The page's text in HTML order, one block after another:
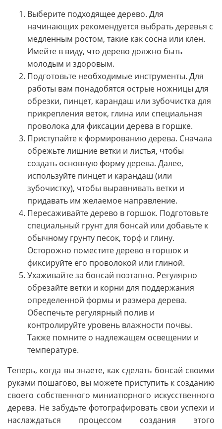
Выберите подходящее дерево. Для
начинающих рекомендуется выбрать деревья с
медленным ростом, такие как сосна или клен.
Имейте в виду, что дерево должно быть
молодым и здоровым.
Подготовьте необходимые инструменты. Для
работы вам понадобятся острые ножницы для
обрезки, пинцет, карандаш или зубочистка для
прикрепления веток, глина или специальная
проволока для фиксации дерева в горшке.
Приступайте к формированию дерева. Сначала
обрежьте лишние ветки и листья, чтобы
создать основную форму дерева. Далее,
используйте пинцет и карандаш (или
зубочистку), чтобы выравнивать ветки и
придавать им желаемое направление.
Пересаживайте дерево в горшок. Подготовьте
специальный грунт для бонсай или добавьте к
обычному грунту песок, торф и глину.
Осторожно поместите дерево в горшок и
фиксируйте его проволокой или глиной.
Ухаживайте за бонсай поэтапно. Регулярно
обрезайте ветки и корни для поддержания
определенной формы и размера дерева.
Обеспечьте регулярный полив и
контролируйте уровень влажности почвы.
Также помните о надлежащем освещении и
температуре.
Теперь, когда вы знаете, как сделать бонсай своими
руками пошагово, вы можете приступить к созданию
своего собственного миниатюрного искусственного
дерева. Не забудьте фотографировать свои успехи и
наслаждаться процессом создания этого